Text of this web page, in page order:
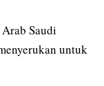
Saudi
untuk